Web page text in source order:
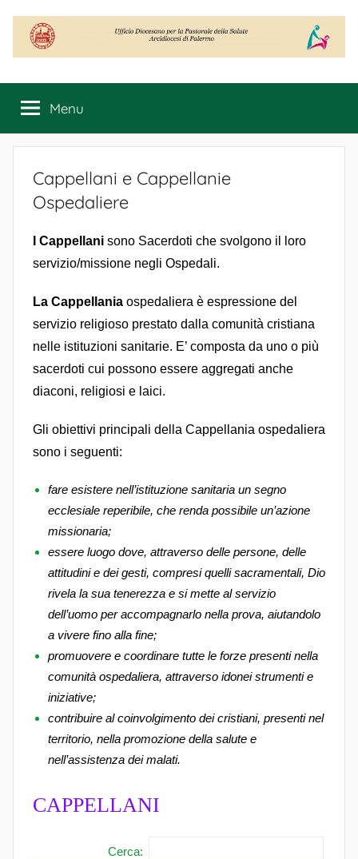
contenuto
per
Pastorale
Salute
Menu
Cappellani e Cappellanie
Ospedaliere
I Cappellani sono Sacerdoti che svolgono il loro
servizio/missione negli Ospedali.
La Cappellania ospedaliera è espressione del
servizio religioso prestato dalla comunità cristiana
nelle istituzioni sanitarie. E’ composta da uno o più
sacerdoti cui possono essere aggregati anche
diaconi, religiosi e laici.
Gli obiettivi principali della Cappellania ospedaliera
sono i seguenti:
fare esistere nell’istituzione sanitaria un segno
ecclesiale reperibile, che renda possibile un’azione
missionaria;
essere luogo dove, attraverso delle persone, delle
attitudini e dei gesti, compresi quelli sacramentali, Dio
rivela la sua tenerezza e si mette al servizio
dell’uomo per accompagnarlo nella prova, aiutandolo
a vivere fino alla fine;
promuovere e coordinare tutte le forze presenti nella
comunità ospedaliera, attraverso idonei strumenti e
iniziative;
contribuire al coinvolgimento dei cristiani, presenti nel
territorio, nella promozione della salute e
nell’assistenza dei malati.
CAPPELLANI
Cerca: